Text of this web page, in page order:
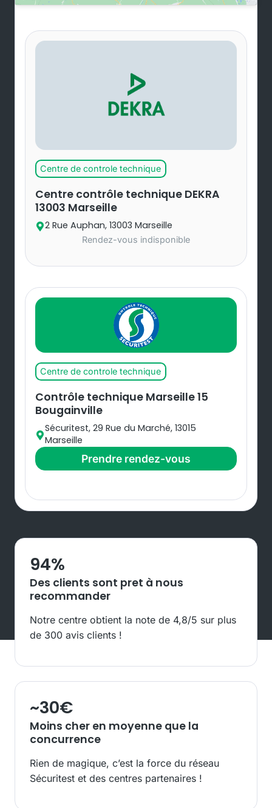
Centre de controle technique
Centre contrôle technique DEKRA
13003 Marseille
2 Rue Auphan, 13003 Marseille
Rendez-vous indisponible
Centre de controle technique
Contrôle technique Marseille 15
Bougainville
Sécuritest, 29 Rue du Marché, 13015
Marseille
Prendre rendez-vous
94%
Des clients sont pret à nous
recommander
Notre centre obtient la note de 4,8/5 sur plus
de 300 avis clients !
~30€
Moins cher en moyenne que la
concurrence
Rien de magique, c’est la force du réseau
Sécuritest et des centres partenaires !